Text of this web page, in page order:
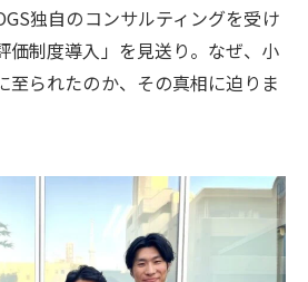
独自のコンサルティングを受け
価制度導入」を見送り。なぜ、小
至られたのか、その真相に迫りま